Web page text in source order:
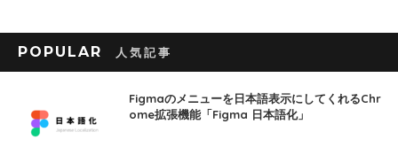
POPULAR
Figmaのメニューを日本語表示にしてくれるChr
ome拡張機能「Figma 日本語化」